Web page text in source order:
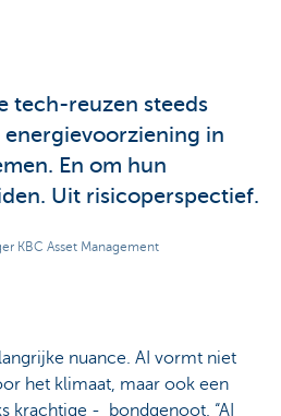
tech-reuzen steeds
in
En om hun
Uit risicoperspectief.
KBC Asset Management
nuance. AI vormt niet
het klimaat, maar ook een
krachtige - bondgenoot. “AI